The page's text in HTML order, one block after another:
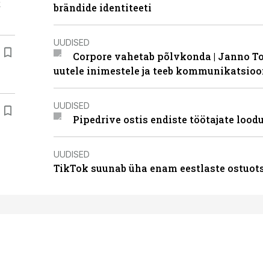
brändide identiteeti
UUDISED
Corpore vahetab põlvkonda | Janno
uutele inimestele ja teeb
UUDISED
Pipedrive ostis endiste töötajate
UUDISED
TikTok suunab üha enam eestlaste